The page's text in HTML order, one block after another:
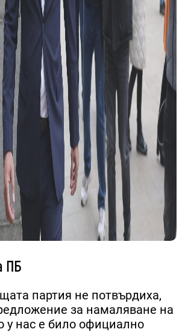
ПБ
партия не потвърдиха,
за намаляване на
у нас е било официално